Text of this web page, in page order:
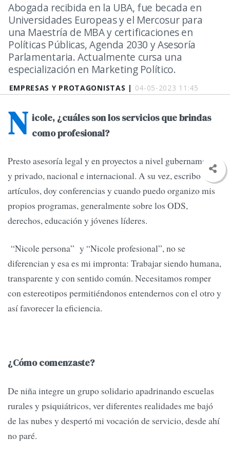
EMPRESAS Y PROTAGONISTAS | 04-05-2023 11:45
Abogada recibida en la UBA, fue becada en
Universidades Europeas y el Mercosur para
una Maestría de MBA y certificaciones en
Políticas Públicas, Agenda 2030 y Asesoría
Parlamentaria. Actualmente cursa una
especialización en Marketing Político.
N icole, ¿cuáles son los servicios que brindas
como profesional?
Presto asesoría legal y en proyectos a nivel gubernamental
y privado, nacional e internacional. A su vez, escribo
artículos, doy conferencias y cuando puedo organizo mis
propios programas, generalmente sobre los ODS,
derechos, educación y jóvenes líderes.
“Nicole persona” y “Nicole profesional”, no se
diferencian y esa es mi impronta: Trabajar siendo humana,
transparente y con sentido común. Necesitamos romper
con estereotipos permitiéndonos entendernos con el otro y
así favorecer la eficiencia.
¿Cómo comenzaste?
De niña integre un grupo solidario apadrinando escuelas
rurales y psiquiátricos, ver diferentes realidades me bajó
de las nubes y despertó mi vocación de servicio, desde ahí
no paré.